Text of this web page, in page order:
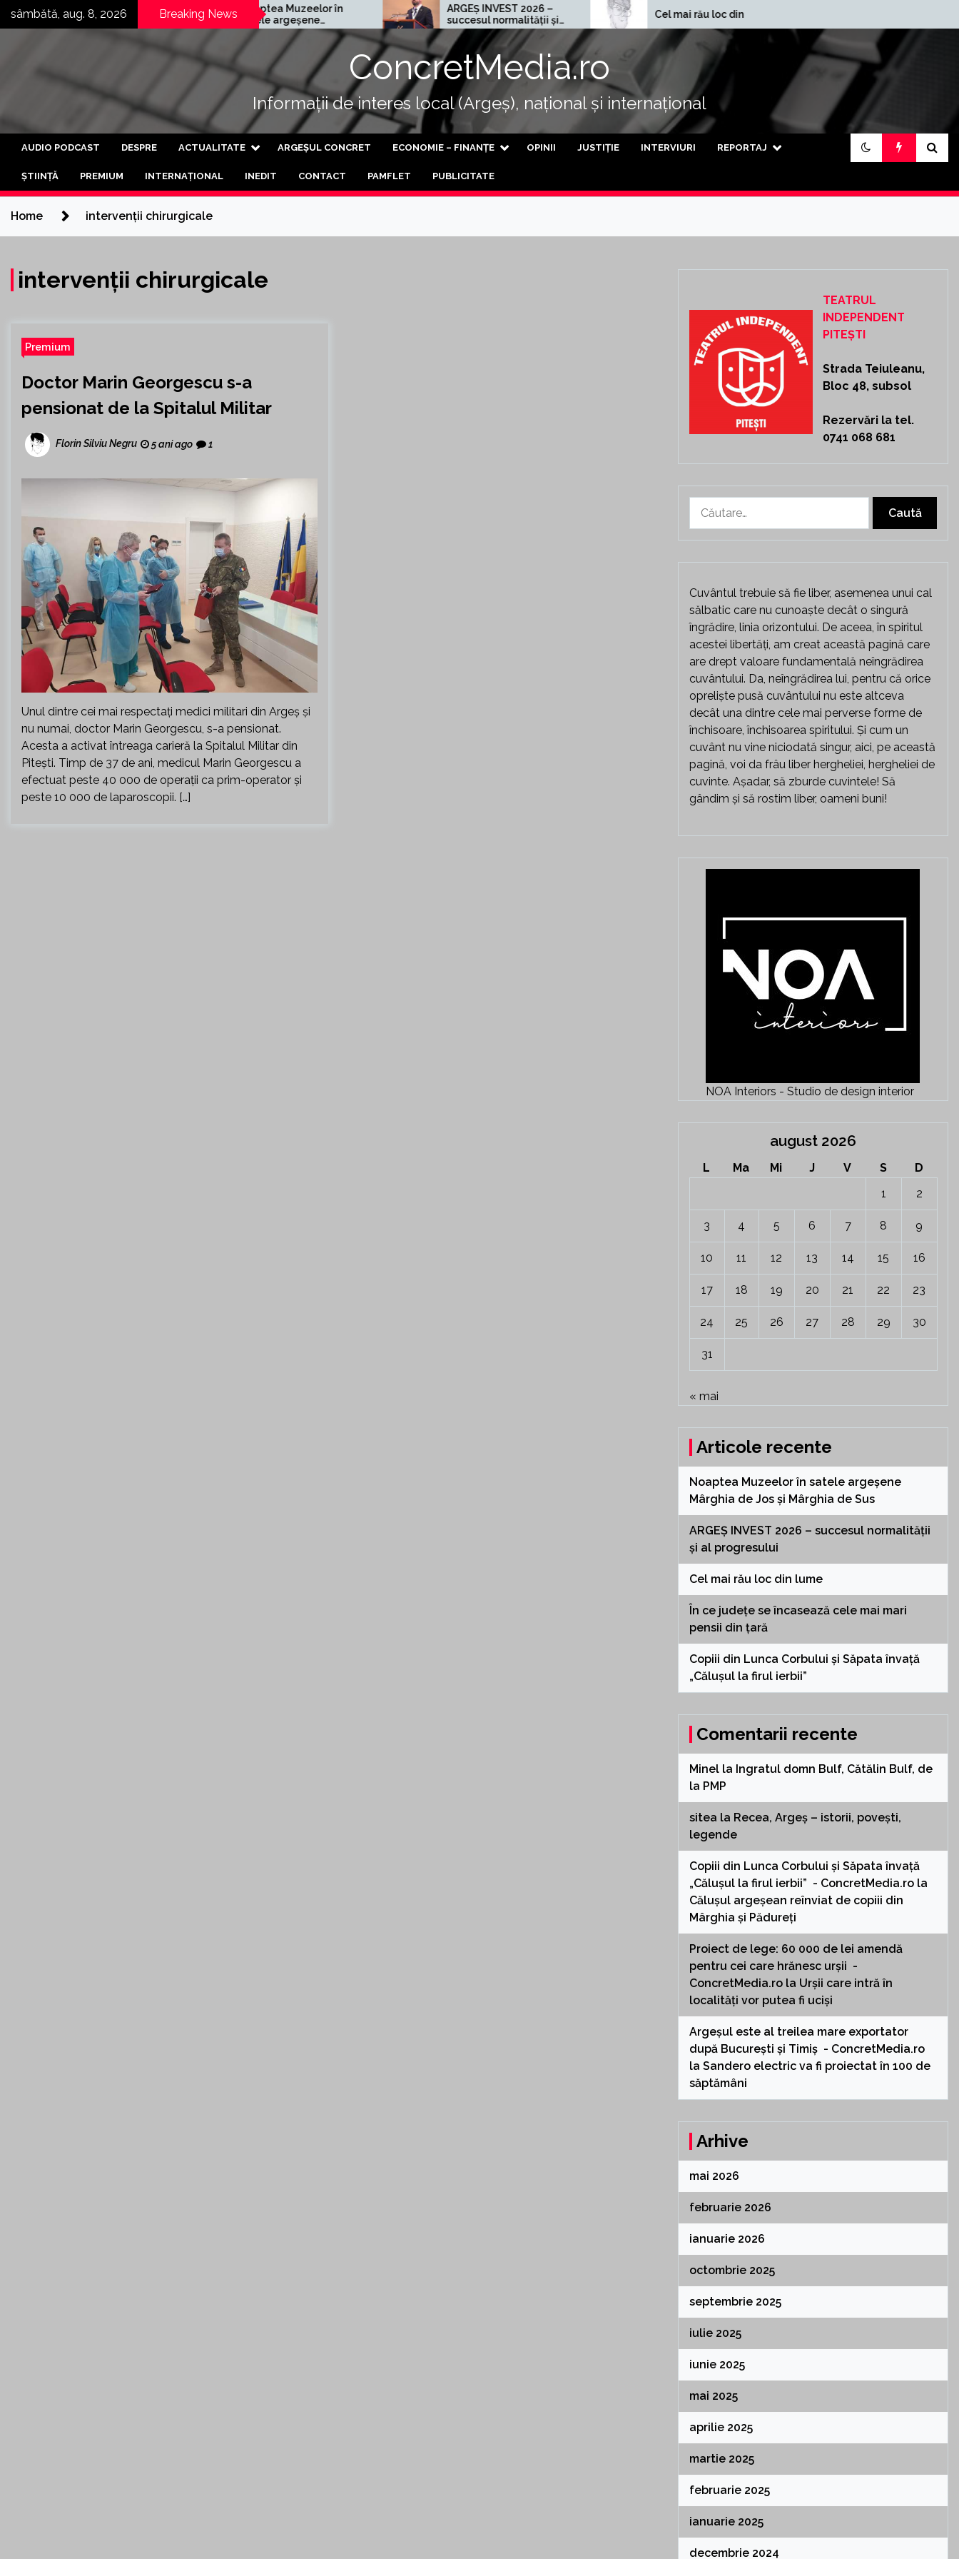
Skipsâmbătă, aug. 8, 2026 Breaking News
germană
și-a deschis a
fabrică din Curtea
Noaptea Muzeelor în
satele argeșene
Mârghia de Jos și
Mârghia de Sus
ARGEȘ INVEST 2026 –
succesul normalității și
al progresului
Cel mai rău loc din lume
pensii din țară
ConcretMedia.ro
Informații de interes local (Argeș), național și internațional
AUDIO PODCAST DESPRE ACTUALITATE ARGEȘUL CONCRET ECONOMIE – FINANȚE OPINII JUSTIȚIE INTERVIURI REPORTAJ
ȘTIINȚĂ PREMIUM INTERNAȚIONAL INEDIT CONTACT PAMFLET PUBLICITATE
Home intervenții chirurgicale
intervenții chirurgicale
Premium
Doctor Marin Georgescu s-a
pensionat de la Spitalul Militar
Florin Silviu Negru 5 ani ago 1
Unul dintre cei mai respectați medici militari din Argeș și
nu numai, doctor Marin Georgescu, s-a pensionat.
Acesta a activat întreaga carieră la Spitalul Militar din
Pitești. Timp de 37 de ani, medicul Marin Georgescu a
efectuat peste 40 000 de operații ca prim-operator și
peste 10 000 de laparoscopii. […]
TEATRUL
INDEPENDENT
PITEȘTI
Strada Teiuleanu,
Bloc 48, subsol
Rezervări la tel.
0741 068 681
după:
Cuvântul trebuie să fie liber, asemenea unui cal
sălbatic care nu cunoaște decât o singură
îngrădire, linia orizontului. De aceea, în spiritul
acestei libertăți, am creat această pagină care
are drept valoare fundamentală neîngrădirea
cuvântului. Da, neîngrădirea lui, pentru că orice
opreliște pusă cuvântului nu este altceva
decât una dintre cele mai perverse forme de
închisoare, închisoarea spiritului. Și cum un
cuvânt nu vine niciodată singur, aici, pe această
pagină, voi da frâu liber hergheliei, hergheliei de
cuvinte. Așadar, să zburde cuvintele! Să
gândim și să rostim liber, oameni buni!
NOA Interiors - Studio de design interior
august 2026
L Ma Mi J V S
D
1
2
3 4 5 6 7 8 9
10 11 12 13 14 15 16
17 18 19 20 21 22 23
24 25 26 27 28 29 30
31
« mai
Articole recente
Noaptea Muzeelor în satele argeșene
Mârghia de Jos și Mârghia de Sus
ARGEȘ INVEST 2026 – succesul normalității
și al progresului
Cel mai rău loc din lume
În ce județe se încasează cele mai mari
pensii din țară
Copiii din Lunca Corbului și Săpata învață
„Călușul la firul ierbii”
Comentarii recente
Minella Ingratul domn Bulf, Cătălin Bulf, de
la PMP
sitea la Recea, Argeș – istorii, povești,
legende
Copiii din Lunca Corbului și Săpata învață
„Călușul la firul ierbii” - ConcretMedia.rola
Călușul argeșean reînviat de copiii din
Mârghia și Pădureți
Proiect de lege: 60 000 de lei amendă
pentru cei care hrănesc urșii -
ConcretMedia.rola Urșii care intră în
localități vor putea fi uciși
Argeșul este al treilea mare exportator
după București și Timiș - ConcretMedia.ro
la Sandero electric va fi proiectat în 100 de
săptămâni
Arhive
mai 2026
februarie 2026
ianuarie 2026
octombrie 2025
septembrie 2025
iulie 2025
iunie 2025
mai 2025
aprilie 2025
martie 2025
februarie 2025
ianuarie 2025
decembrie 2024